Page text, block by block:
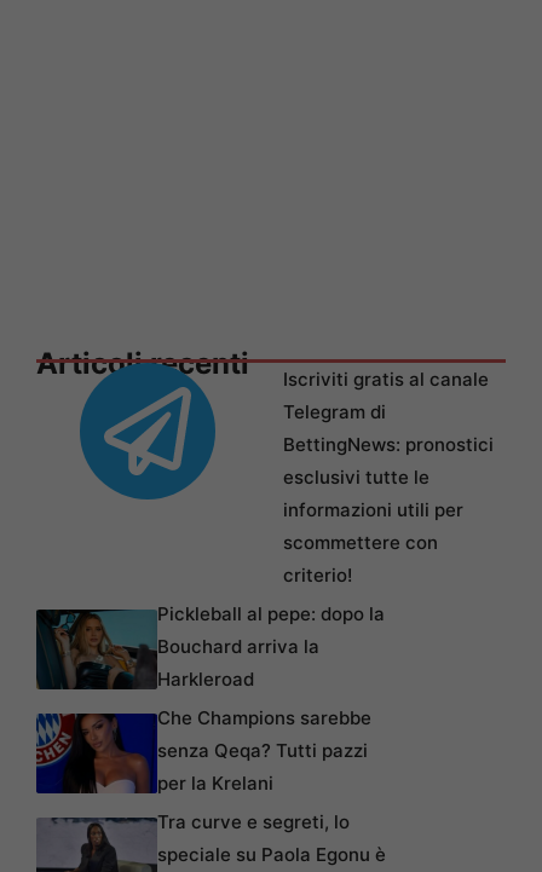
Articoli recenti
Iscriviti gratis al canale
Telegram di
BettingNews: pronostici
esclusivi tutte le
informazioni utili per
scommettere con
criterio!
Pickleball al pepe: dopo la
Bouchard arriva la
Harkleroad
Che Champions sarebbe
senza Qeqa? Tutti pazzi
per la Krelani
Tra curve e segreti, lo
speciale su Paola Egonu è